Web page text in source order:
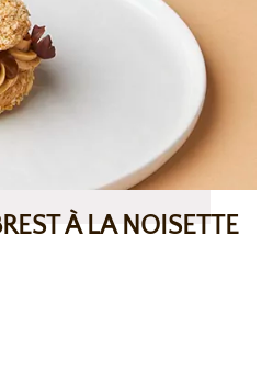
À LA NOISETTE